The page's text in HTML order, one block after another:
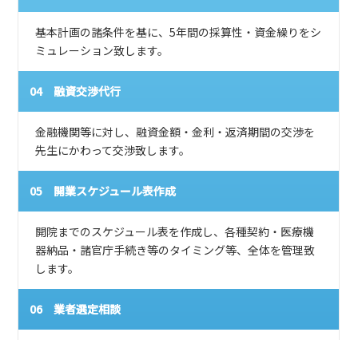
基本計画の諸条件を基に、5年間の採算性・資金繰りをシ
ミュレーション致します。
04 融資交渉代行
金融機関等に対し、融資金額・金利・返済期間の交渉を
先生にかわって交渉致します。
05 開業スケジュール表作成
開院までのスケジュール表を作成し、各種契約・医療機
器納品・諸官庁手続き等のタイミング等、全体を管理致
します。
06 業者選定相談